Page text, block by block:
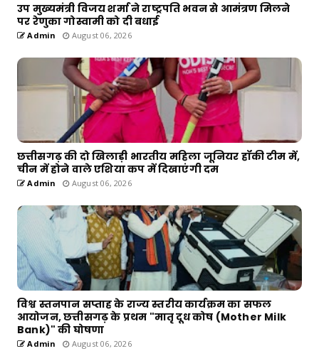
उप मुख्यमंत्री विजय शर्मा ने राष्ट्रपति भवन से आमंत्रण मिलने
पर रेणुका गोस्वामी को दी बधाई
Admin August 06, 2026
छत्तीसगढ़ की दो खिलाड़ी भारतीय महिला जूनियर हॉकी टीम में,
चीन में होने वाले एशिया कप में दिखाएंगी दम
Admin August 06, 2026
विश्व स्तनपान सप्ताह के राज्य स्तरीय कार्यक्रम का सफल
आयोजन, छत्तीसगढ़ के प्रथम "मातृ दूध कोष (Mother Milk
Bank)" की घोषणा
Admin August 06, 2026